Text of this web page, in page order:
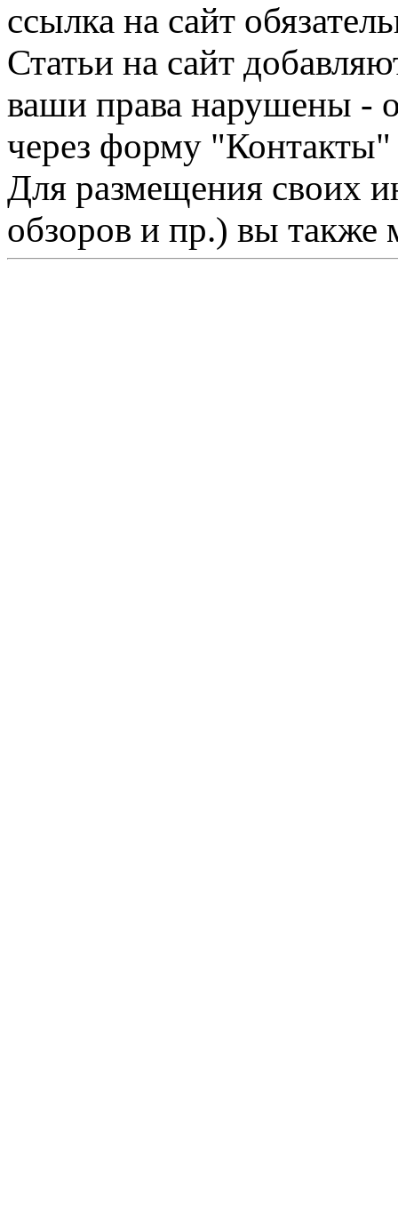
ссылка на сайт
Статьи на сайт
ваши права нарушены -
через форму "Контакты"
Для размещения своих
обзоров и пр.) вы также